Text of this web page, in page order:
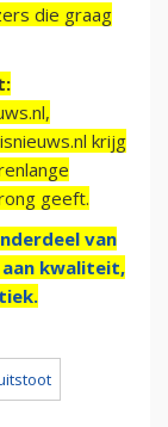
die graag
krijg
geeft.
van
aan kwaliteit,